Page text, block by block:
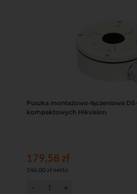
Puszka montażowo-łączeniowa
kompaktowych Hikvision
179,58 zł
146,00 zł netto